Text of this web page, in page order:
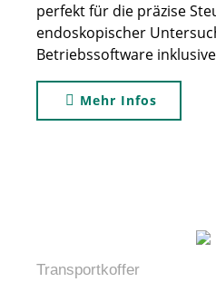
perfekt für die präzise
endoskopischer
Betriebssoftware
Mehr Infos
Transportkoffer